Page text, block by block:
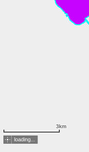
3km
loading...